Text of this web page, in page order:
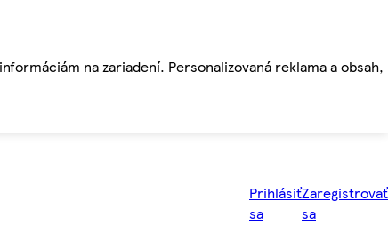
na zariadení. Personalizovaná reklama a obsah,
Prihlásiť
sa
Zaregistrovať
sa